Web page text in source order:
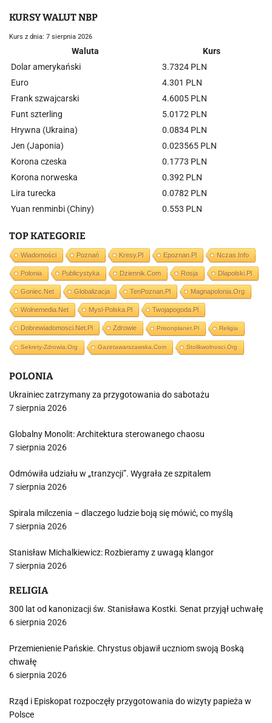
KURSY WALUT NBP
Kurs z dnia: 7 sierpnia 2026
Waluta
Kurs
Dolar amerykański
3.7324 PLN
Euro
4.301 PLN
Frank szwajcarski
4.6005 PLN
Funt szterling
5.0172 PLN
Hrywna (Ukraina)
0.0834 PLN
Jen (Japonia)
0.023565 PLN
Korona czeska
0.1773 PLN
Korona norweska
0.392 PLN
Lira turecka
0.0782 PLN
Yuan renminbi (Chiny)
0.553 PLN
TOP KATEGORIE
Wiadomości Poznań Kresy.pl Epoznan.pl Nczas.info
Polonia Publicystyka Dziennik.com Rosja Dlapolski.pl
Goniec.net Globalizacja TenPoznan.pl Magnapolonia.org
Wolnemedia.net Mysl-Polska.pl Twojapogoda.pl
Dobrewiadomosci.net.pl Zdrowie Prisonplanet.pl Religia
Sekrety-Zdrowia.org Gazetawarszawska.com Stolikwolnosci.org
POLONIA
Ukrainiec zatrzymany za przygotowania do sabotażu
7 sierpnia 2026
Globalny Monolit: Architektura sterowanego chaosu
7 sierpnia 2026
Odmówiła udziału w „tranzycji”. Wygrała ze szpitalem
7 sierpnia 2026
Spirala milczenia – dlaczego ludzie boją się mówić, co myślą
7 sierpnia 2026
Stanisław Michalkiewicz: Rozbieramy z uwagą klangor
7 sierpnia 2026
RELIGIA
300 lat od kanonizacji św. Stanisława Kostki. Senat przyjął uchwałę
6 sierpnia 2026
Przemienienie Pańskie. Chrystus objawił uczniom swoją Boską
chwałę
6 sierpnia 2026
Rząd i Episkopat rozpoczęły przygotowania do wizyty papieża w
Polsce